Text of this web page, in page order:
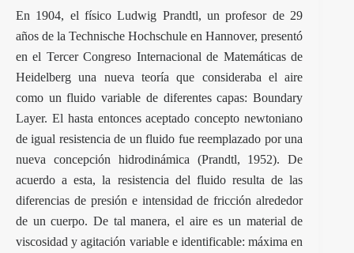
En 1904, el físico Ludwig Prandtl, un profesor de 29
años de la Technische Hochschule en Hannover, presentó
en el Tercer Congreso Internacional de Matemáticas de
Heidelberg una nueva teoría que consideraba el aire
como un fluido variable de diferentes capas: Boundary
Layer. El hasta entonces aceptado concepto newtoniano
de igual resistencia de un fluido fue reemplazado por una
nueva concepción hidrodinámica (Prandtl, 1952). De
acuerdo a esta, la resistencia del fluido resulta de las
diferencias de presión e intensidad de fricción alrededor
de un cuerpo. De tal manera, el aire es un material de
viscosidad y agitación variable e identificable: máxima en